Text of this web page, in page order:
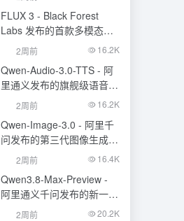
FLUX 3 - Black Forest
Labs 发布的首款多模态基
础模型
2周前 16.2K
Qwen-Audio-3.0-TTS - 阿
里通义发布的旗舰级语音合
成大模型
2周前 16.2K
Qwen-Image-3.0 - 阿里千
问发布的第三代图像生成基
础模型
2周前 16.4K
Qwen3.8-Max-Preview -
阿里通义千问发布的新一代
旗舰大模型
2周前 20.2K